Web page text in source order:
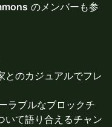
のメンバーも参
とのカジュアルでフレ
ラブルなブロックチ
いて語り合えるチャン